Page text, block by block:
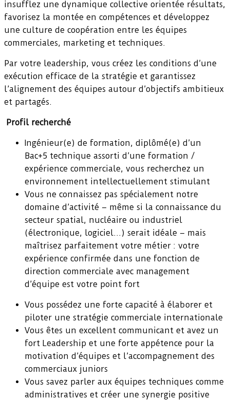
insufflez une dynamique collective orientée résultats,
favorisez la montée en compétences et développez
une culture de coopération entre les équipes
commerciales, marketing et techniques.
Par votre leadership, vous créez les conditions d’une
exécution efficace de la stratégie et garantissez
l’alignement des équipes autour d’objectifs ambitieux
et partagés.
Profil recherché
Ingénieur(e) de formation, diplômé(e) d’un
Bac+5 technique assorti d’une formation /
expérience commerciale, vous recherchez un
environnement intellectuellement stimulant
Vous ne connaissez pas spécialement notre
domaine d’activité – même si la connaissance du
secteur spatial, nucléaire ou industriel
(électronique, logiciel…) serait idéale – mais
maîtrisez parfaitement votre métier : votre
expérience confirmée dans une fonction de
direction commerciale avec management
d’équipe est votre point fort
Vous possédez une forte capacité à élaborer et
piloter une stratégie commerciale internationale
Vous êtes un excellent communicant et avez un
fort Leadership et une forte appétence pour la
motivation d’équipes et l’accompagnement des
commerciaux juniors
Vous savez parler aux équipes techniques comme
administratives et créer une synergie positive